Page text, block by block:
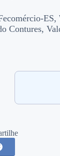
Contures,